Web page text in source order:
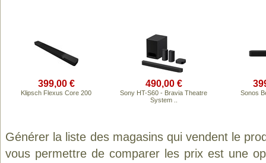
399,00 €
Klipsch Flexus Core 200
490,00 €
Sony HT-S60 - Bravia Theatre
System ..
Sonos
Générer la liste des magasins qui vendent le
vous permettre de comparer les prix est une